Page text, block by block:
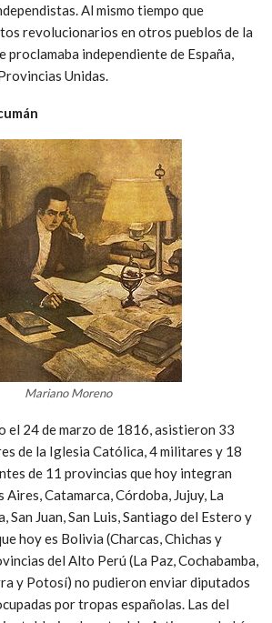
Al mismo tiempo que
revolucionarios en otros pueblos de la
proclamaba independiente de España,
Unidas.
Mariano Moreno
el 24 de marzo de 1816, asistieron 33
de la Iglesia Católica, 4 militares y 18
de 11 provincias que hoy integran
Catamarca, Córdoba, Jujuy, La
San Juan, San Luis, Santiago del Estero y
hoy es Bolivia (Charcas, Chichas y
del Alto Perú (La Paz, Cochabamba,
y Potosí) no pudieron enviar diputados
por tropas españolas. Las del